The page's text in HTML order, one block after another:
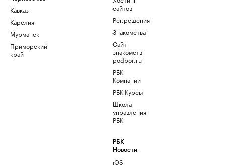
Кавказ
Карелия
Мурманск
Приморский
край
сайтов
Рег.решения
Знакомства
Сайт
знакомств
podbor.ru
РБК
Компании
РБК Курсы
Школа
управления
РБК
РБК
Новости
iOS